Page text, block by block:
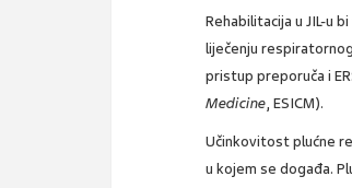
Rehabilitacija u JIL-u
liječenju
pristup preporuča i
Medicine, ESICM).
Učinkovitost plućne
u kojem se događa.